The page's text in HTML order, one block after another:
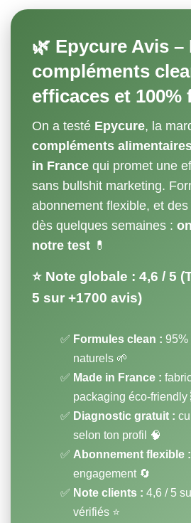
🌿 Epycure Avis –
compléments
efficaces et 100%
On a testé Epycure, la
compléments
in France qui promet une
sans bullshit marketing.
abonnement flexible, et
dès quelques semaines :
notre test 💊
⭐ Note globale : 4,6 / 5
5 sur +1700 avis)
Formules clean : 95%
naturels 🌱
Made in France :
packaging éco-
Diagnostic gratuit :
selon ton profil 🧠
Abonnement flexible :
engagement 🔄
Note clients : 4,6 / 5
vérifiés ⭐